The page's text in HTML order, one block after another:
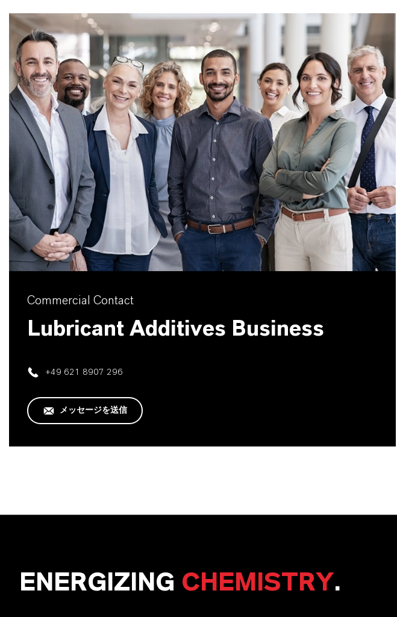
Commercial Contact
Lubricant Additives Business
+49 621 8907 296
メッセージを送信
ENERGIZING CHEMISTRY.